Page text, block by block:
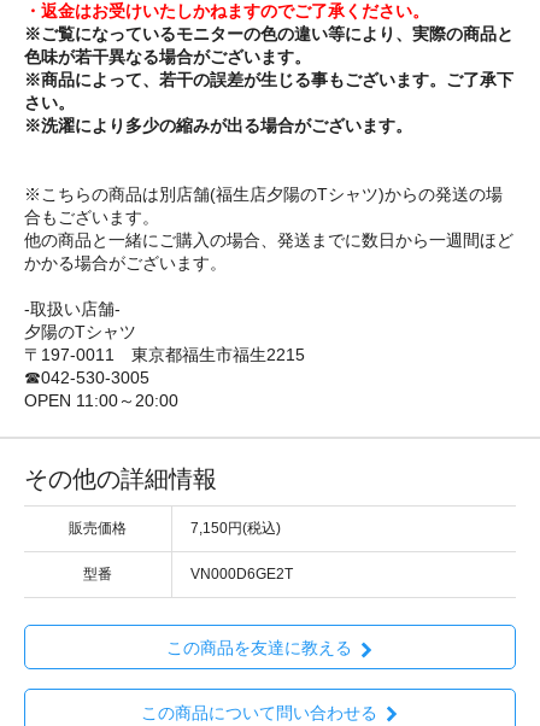
・返金はお受けいたしかねますのでご了承ください。
※ご覧になっているモニターの色の違い等により、実際の商品と
色味が若干異なる場合がございます。
※商品によって、若干の誤差が生じる事もございます。ご了承下
さい。
※洗濯により多少の縮みが出る場合がございます。
※こちらの商品は別店舗(福生店夕陽のTシャツ)からの発送の場
合もございます。
他の商品と一緒にご購入の場合、発送までに数日から一週間ほど
かかる場合がございます。
-取扱い店舗-
夕陽のTシャツ
〒197-0011 東京都福生市福生2215
☎042-530-3005
OPEN 11:00～20:00
その他の詳細情報
販売価格 7,150円(税込)
型番 VN000D6GE2T
この商品を友達に教える
この商品について問い合わせる